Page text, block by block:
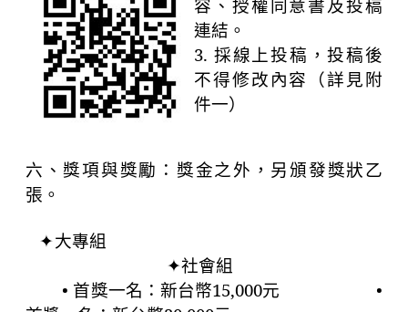
容、授權同意書及投稿
連結。
3. 採線上投稿，投稿後
不得修改內容（詳見附
件一）
六、獎項與獎勵：獎金之外，另頒發獎狀乙
張。
✦大專組
✦社會組
• 首獎一名：新台幣15,000元
•